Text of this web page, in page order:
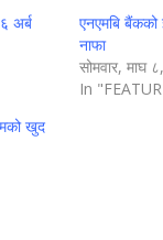
अर्ब
एनएमबि
नाफा
सोमवार, माघ
In
खुद